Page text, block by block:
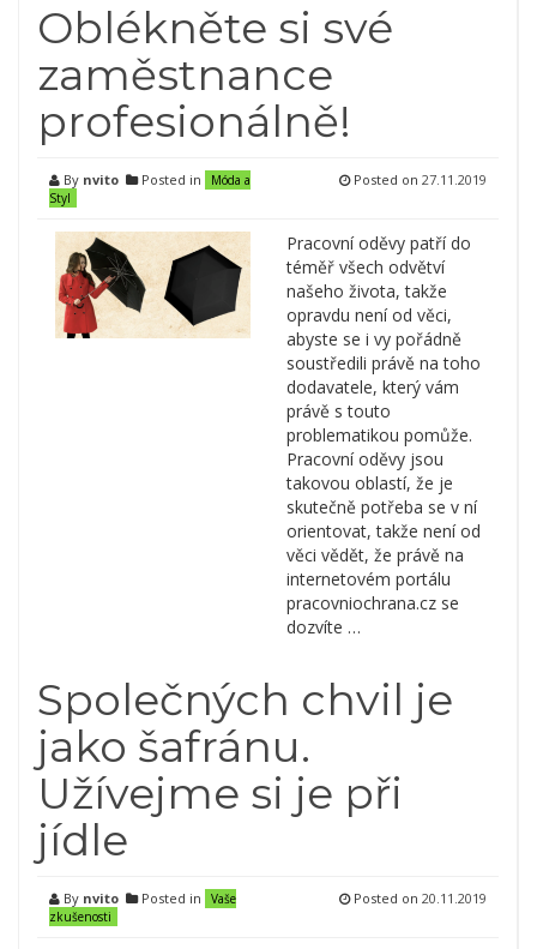
Oblékněte si své
zaměstnance
profesionálně!
By nvito Posted in
Móda a
Styl
Posted on 27.11.2019
Pracovní oděvy patří do
téměř všech odvětví
našeho života, takže
opravdu není od věci,
abyste se i vy pořádně
soustředili právě na toho
dodavatele, který vám
právě s touto
problematikou pomůže.
Pracovní oděvy jsou
takovou oblastí, že je
skutečně potřeba se v ní
orientovat, takže není od
věci vědět, že právě na
internetovém portálu
pracovniochrana.cz se
dozvíte …
Společných chvil je
jako šafránu.
Užívejme si je při
jídle
By nvito Posted in
Vaše
zkušenosti
Posted on 20.11.2019